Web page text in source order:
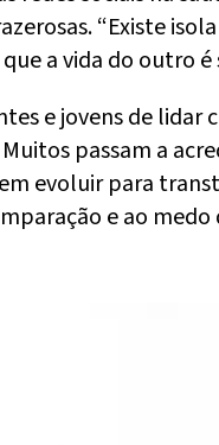
“Existe
a vida do outro
e jovens de
passam a
evoluir para
e ao medo